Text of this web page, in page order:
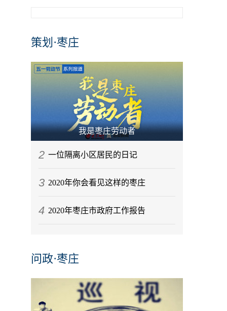
策划·枣庄
我是枣庄劳动者
2 一位隔离小区居民的日记
3 2020年你会看见这样的枣庄
4 2020年枣庄市政府工作报告
问政·枣庄